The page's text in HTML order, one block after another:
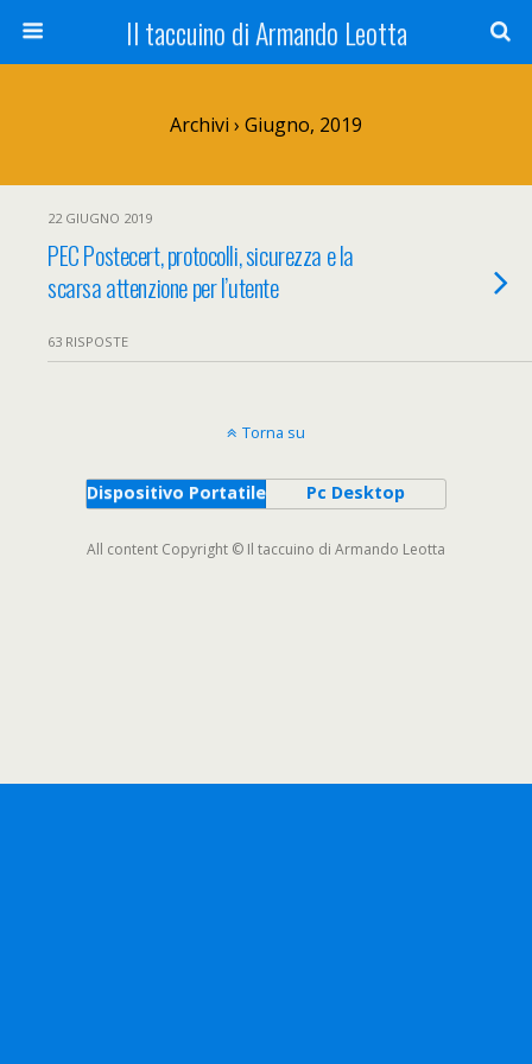
Il taccuino di Armando Leotta
Archivi › Giugno, 2019
22 GIUGNO 2019
PEC Postecert, protocolli, sicurezza e la
scarsa attenzione per l’utente
63 RISPOSTE
Torna su
Dispositivo Portatile Pc Desktop
All content Copyright © Il taccuino di Armando Leotta